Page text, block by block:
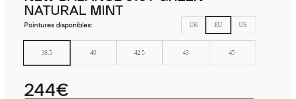
NATURAL MINT
Pointures disponibles: UK EU US
38.5 40 42.5 43 45
244€